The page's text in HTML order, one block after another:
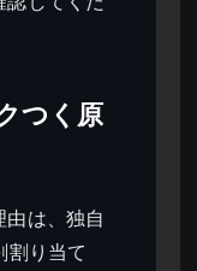
つく原
由は、独自
割り当て